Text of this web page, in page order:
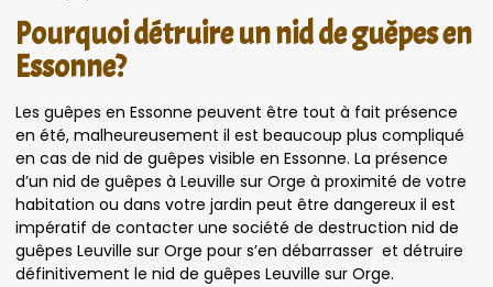
Pourquoi détruire un nid de guêpes en
Essonne?
Les guêpes en Essonne peuvent être tout à fait présence
en été, malheureusement il est beaucoup plus compliqué
en cas de nid de guêpes visible en Essonne. La présence
d’un nid de guêpes à Leuville sur Orge à proximité de votre
habitation ou dans votre jardin peut être dangereux il est
impératif de contacter une société de destruction nid de
guêpes Leuville sur Orge pour s’en débarrasser et détruire
définitivement le nid de guêpes Leuville sur Orge.